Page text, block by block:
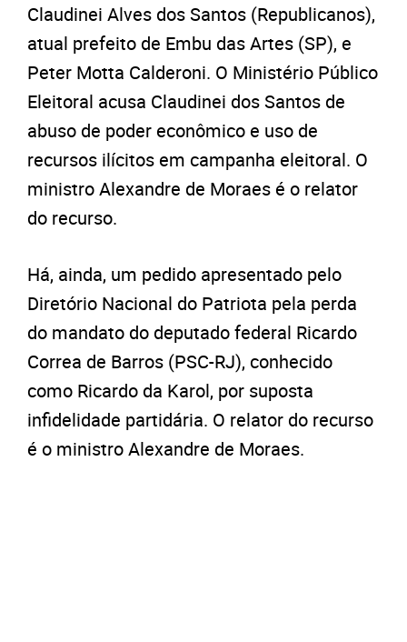
Claudinei Alves dos Santos (Republicanos),
atual prefeito de Embu das Artes (SP), e
Peter Motta Calderoni. O Ministério Público
Eleitoral acusa Claudinei dos Santos de
abuso de poder econômico e uso de
recursos ilícitos em campanha eleitoral. O
ministro Alexandre de Moraes é o relator
do recurso.
Há, ainda, um pedido apresentado pelo
Diretório Nacional do Patriota pela perda
do mandato do deputado federal Ricardo
Correa de Barros (PSC-RJ), conhecido
como Ricardo da Karol, por suposta
infidelidade partidária. O relator do recurso
é o ministro Alexandre de Moraes.